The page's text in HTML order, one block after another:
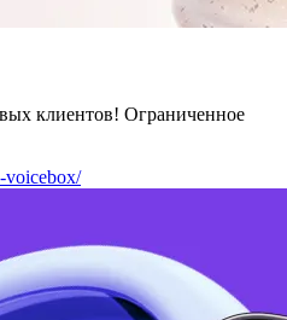
клиентов! Ограниченное
voicebox/